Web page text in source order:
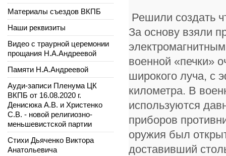
Решили создать
За основу взяли
военной «печки»
широкого луча, с
километра. В
используются
приборов
оружия был
доставивший
Материалы съездов ВКПБ
Наши реквизиты
Видео с траурной церемонии
прощания Н.А.Андреевой
Памяти Н.А.Андреевой
Ауди-записи Пленума ЦК
ВКПБ от 16.08.2020 г.
Денисюка А.В. и Христенко
С.В. - новой религиозно-
меньшевистской партии
Стихи Дьяченко Виктора
Анатольевича